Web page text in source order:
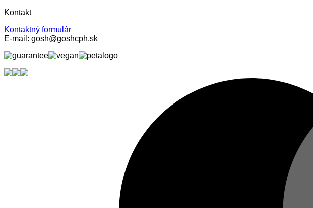
Kontakt
Kontaktný formulár
E-mail: gosh@goshcph.sk